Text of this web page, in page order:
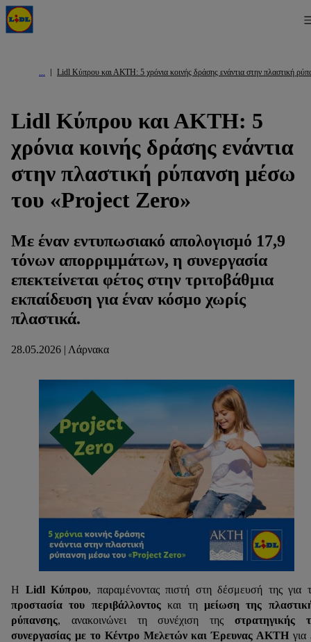
Lidl Κύπρου και ΑΚΤΗ: 5 χρόνια κοινής δράσης ενάντια στην πλαστική
Lidl Κύπρου και ΑΚΤΗ: 5
χρόνια κοινής δράσης ενάντια
στην πλαστική ρύπανση μέσω
του «Project Zero»
Με έναν εντυπωσιακό απολογισμό 17,9
τόνων απορριμμάτων, η συνεργασία
επεκτείνεται φέτος στην τριτοβάθμια
εκπαίδευση για έναν κόσμο χωρίς
πλαστικά.
28.05.2026 | Λάρνακα
Η Lidl Κύπρου, παραμένοντας πιστή στη δέσμευσή της για
προστασία του περιβάλλοντοςκαι τη μείωση της
ρύπανσης, ανακοινώνει τη συνέχιση τηςστρατηγικής
συνεργασίας με το Κέντρο Μελετών και Έρευνας ΑΚΤΗ για